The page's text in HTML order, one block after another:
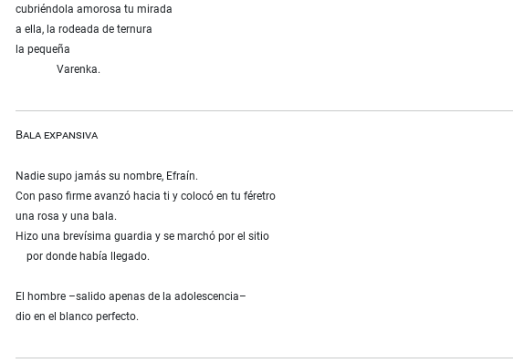
cubriéndola amorosa tu mirada
a ella, la rodeada de ternura
la pequeña
Varenka.
Bala expansiva
Nadie supo jamás su nombre, Efraín.
Con paso firme avanzó hacia ti y colocó en tu féretro
una rosa y una bala.
Hizo una brevísima guardia y se marchó por el sitio
por donde había llegado.
El hombre –salido apenas de la adolescencia–
dio en el blanco perfecto.